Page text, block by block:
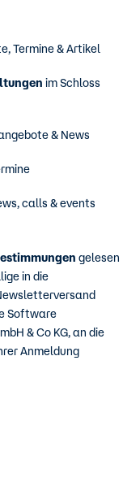
Termine & Artikel
im Schloss
& News
calls & events
gelesen
in die
Software
& Co KG, an die
Anmeldung